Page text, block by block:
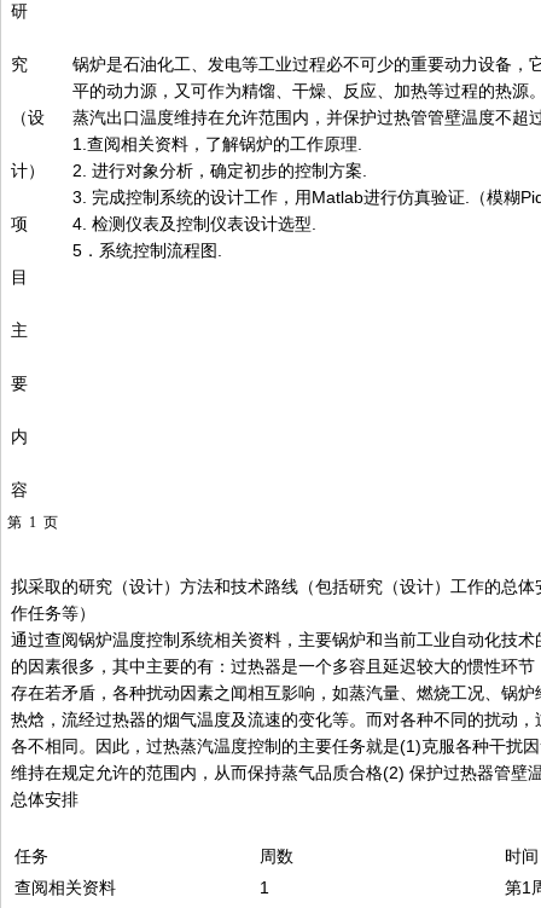
研
究
（设
计）
项
目
主
要
内
容
锅炉是石油化工、发电等工业过程必不可少的重要动力设备，
平的动力源，又可作为精馏、干燥、反应、加热等过程的热源
蒸汽出口温度维持在允许范围内，并保护过热管管壁温度不超
1.查阅相关资料，了解锅炉的工作原理.
2. 进行对象分析，确定初步的控制方案.
3. 完成控制系统的设计工作，用Matlab进行仿真验证.（模糊
4. 检测仪表及控制仪表设计选型.
5．系统控制流程图.
第 1 页
拟采取的研究（设计）方法和技术路线（包括研究（设计）工作的总
作任务等）
通过查阅锅炉温度控制系统相关资料，主要锅炉和当前工业自动化技
的因素很多，其中主要的有：过热器是一个多容且延迟较大的惯性环
存在若矛盾，各种扰动因素之闻相互影响，如蒸汽量、燃烧工况、锅
热焓，流经过热器的烟气温度及流速的变化等。而对各种不同的扰动
各不相同。因此，过热蒸汽温度控制的主要任务就是(1)克服各种干扰
维持在规定允许的范围内，从而保持蒸气品质合格(2) 保护过热器管壁
总体安排
任务 周数
时间
查阅相关资料
1
第1